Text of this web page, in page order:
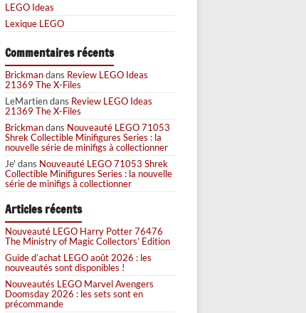
LEGO Ideas
Lexique LEGO
Commentaires récents
Brickmandans Review LEGO Ideas
21369 The X-Files
LeMartiendans Review LEGO Ideas
21369 The X-Files
Brickmandans Nouveauté LEGO 71053
Shrek Collectible Minifigures Series : la
nouvelle série de minifigs à collectionner
Je' dans Nouveauté LEGO 71053 Shrek
Collectible Minifigures Series : la nouvelle
série de minifigs à collectionner
Articles récents
Nouveauté LEGO Harry Potter 76476
The Ministry of Magic Collectors’ Edition
Guide d’achat LEGO août 2026 : les
nouveautés sont disponibles !
Nouveautés LEGO Marvel Avengers
Doomsday 2026 : les sets sont en
précommande